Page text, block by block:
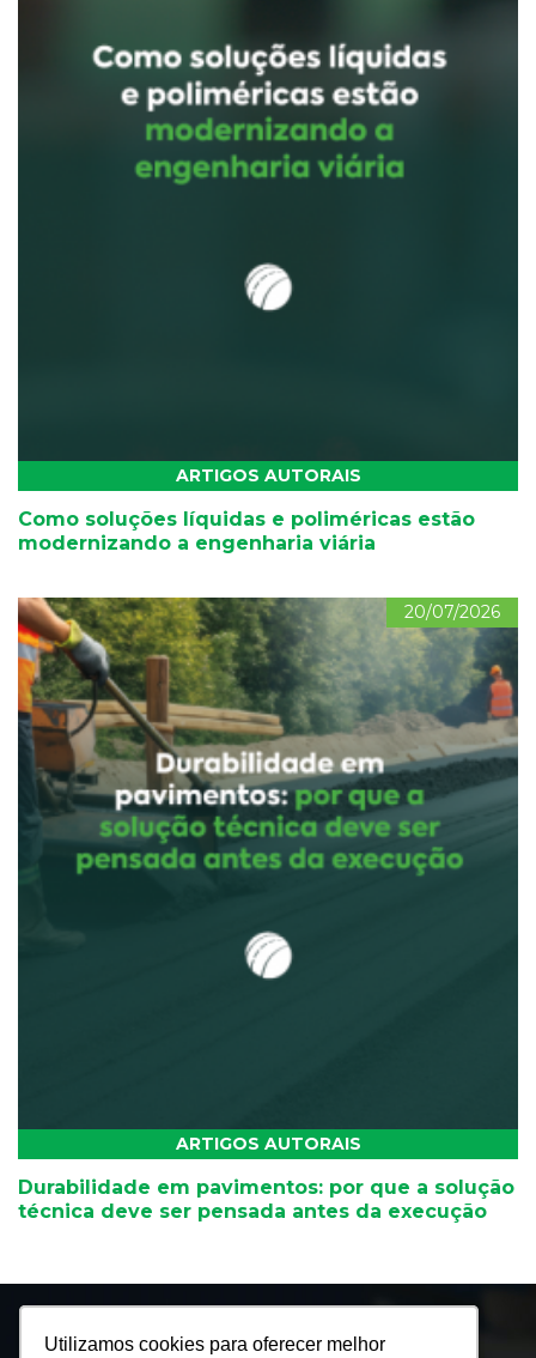
Utilizamos cookies para oferecer melhor
Utilizamos cookies para oferecer melhor
ARTIGOS AUTORAIS
Como soluções líquidas e poliméricas estão
modernizando a engenharia viária
20/07/2026
ARTIGOS AUTORAIS
Durabilidade em pavimentos: por que a solução
técnica deve ser pensada antes da execução